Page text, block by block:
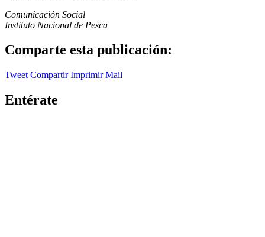
Comunicación Social
Instituto Nacional de Pesca
Comparte esta publicación:
Tweet Compartir Imprimir Mail
Entérate